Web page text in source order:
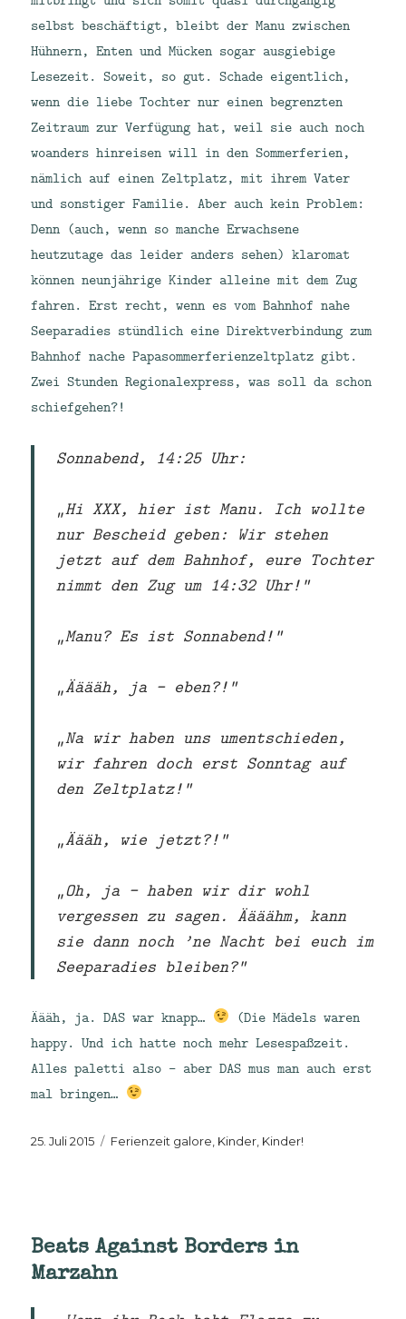
selbst beschäftigt, bleibt der Manu zwischen
Hühnern, Enten und Mücken sogar ausgiebige
Lesezeit. Soweit, so gut. Schade eigentlich,
wenn die liebe Tochter nur einen begrenzten
Zeitraum zur Verfügung hat, weil sie auch noch
woanders hinreisen will in den Sommerferien,
nämlich auf einen Zeltplatz, mit ihrem Vater
und sonstiger Familie. Aber auch kein Problem:
Denn (auch, wenn so manche Erwachsene
heutzutage das leider anders sehen) klaromat
können neunjährige Kinder alleine mit dem Zug
fahren. Erst recht, wenn es vom Bahnhof nahe
Seeparadies stündlich eine Direktverbindung zum
Bahnhof nache Papasommerferienzeltplatz gibt.
Zwei Stunden Regionalexpress, was soll da schon
schiefgehen?!
Sonnabend, 14:25 Uhr:
„Hi XXX, hier ist Manu. Ich wollte
nur Bescheid geben: Wir stehen
jetzt auf dem Bahnhof, eure Tochter
nimmt den Zug um 14:32 Uhr!“
„Manu? Es ist Sonnabend!“
„Ääääh, ja – eben?!“
„Na wir haben uns umentschieden,
wir fahren doch erst Sonntag auf
den Zeltplatz!“
„Äääh, wie jetzt?!“
„Oh, ja – haben wir dir wohl
vergessen zu sagen. Äääähm, kann
sie dann noch ’ne Nacht bei euch im
Seeparadies bleiben?“
Äääh, ja. DAS war knapp…
(Die Mädels waren
happy. Und ich hatte noch mehr Lesespaßzeit.
Alles paletti also – aber DAS mus man auch erst
mal bringen…
Veröffentlicht
25. Juli 2015 Kategorien
Ferienzeit galore Kinder, Kinder!
Beats Against Borders in
Marzahn